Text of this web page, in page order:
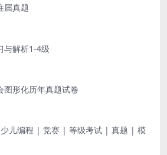
届真题
与解析1-4级
图形化历年真题试卷
儿编程 | 竞赛 | 等级考试 | 真题 | 模